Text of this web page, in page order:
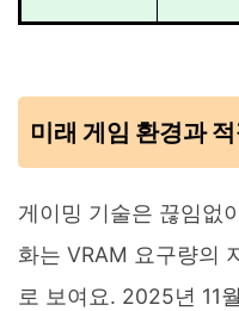
미래 게임 환경과
게이밍 기술은 끊임없
화는 VRAM 요구량의
로 보여요. 2025년 11